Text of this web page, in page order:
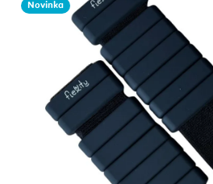
hviezdičiek.
Novinka